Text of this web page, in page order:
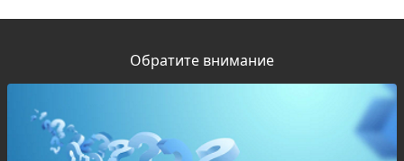
Обратите внимание